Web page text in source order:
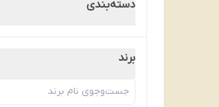
دسته‌بندی
برند